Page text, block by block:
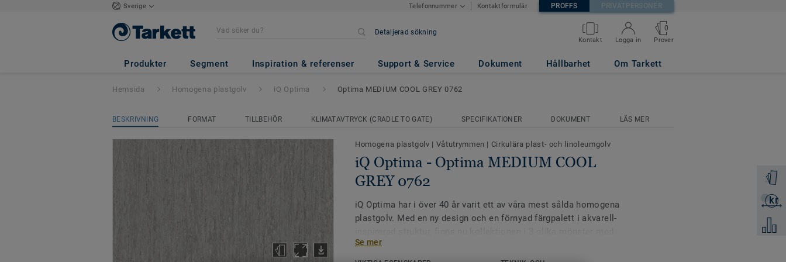
Sverige Telefonnummer Kontaktformulär PROFFS PRIVATPERSONER
Detaljerad sökning
Kontakt Logga in
0
Prover
Produkter Segment Inspiration & referenser Support & Service Dokument Hållbarhet Om Tarkett
iQ Optima - Optima MEDIUM COOL GREY 0762
Beställ
kr
Jämför
Hemsida Homogena plastgolv iQ Optima Optima MEDIUM COOL GREY 0762
BESKRIVNING FORMAT TILLBEHÖR KLIMATAVTRYCK (CRADLE TO GATE) SPECIFIKATIONER DOKUMENT LÄS MER
Homogena plastgolv | Våtutrymmen | Cirkulära plast- och linoleumgolv
iQ Optima - Optima MEDIUM COOL
GREY 0762
iQ Optima har i över 40 år varit ett av våra mest sålda homogena
plastgolv. Med en ny design och en förnyad färgpalett i akvarell-
55 färger. iQ Optima är känd för sin PUR-yta som tydligt förlänger
livslängden och slitstyrkan och golvet är designat för att kunna
Se mer